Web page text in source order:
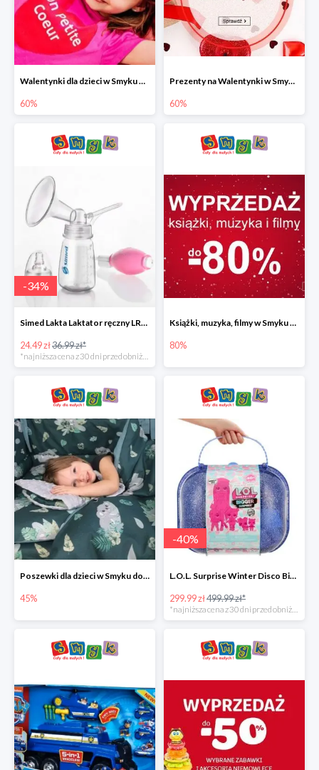
Walentynki dla dzieci w Smyku do -60%
60%
Prezenty na Walentynki w Smyku do -60%
60%
-34%
Simed Lakta Laktator ręczny LR-8 -34%
24.49 zł36.99 zł*
*najniższa cena z 30 dni przed obniżką
Książki, muzyka, filmy w Smyku do -80%
80%
Poszewki dla dzieci w Smyku do -45%
45%
-40%
L.O.L. Surprise Winter Disco Bigger Surprise Zestaw laleczek w walizce -40%
299.99 zł499.99 zł*